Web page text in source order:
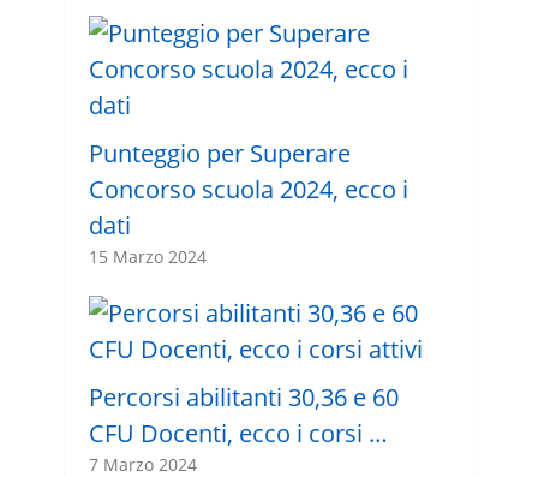
Punteggio per Superare
Concorso scuola 2024, ecco i
dati
15 Marzo 2024
Percorsi abilitanti 30,36 e 60
CFU Docenti, ecco i corsi …
7 Marzo 2024